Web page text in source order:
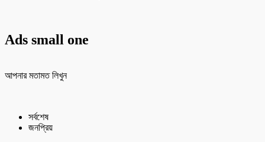
Ads small one
আপনার মতামত লিখুন
সর্বশেষ
জনপ্রিয়